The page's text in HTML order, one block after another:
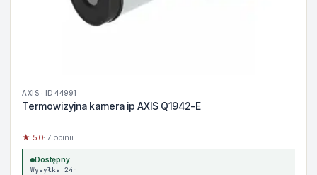
AXIS · ID 44991
Termowizyjna kamera ip AXIS Q1942-E
★ 5.0· 7 opinii
Dostępny
Wysyłka 24h